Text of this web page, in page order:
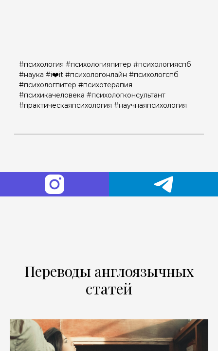
#психология #психологияпитер #психологияспб
#наука #i❤️it #психологонлайн #психологспб
#психологпитер #психотерапия
#психикачеловека #психологконсультант
#практическаяпсихология #научнаяпсихология
Переводы англоязычных
статей